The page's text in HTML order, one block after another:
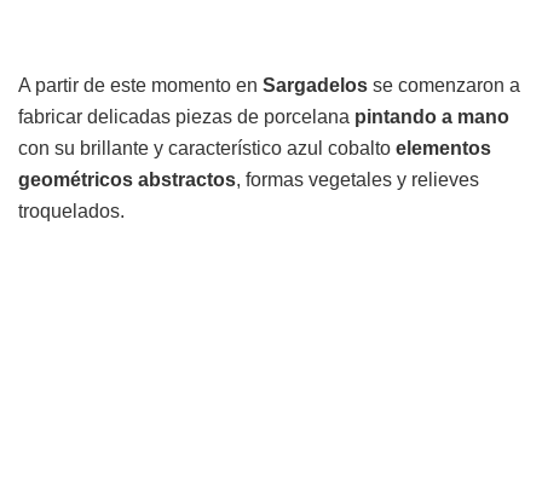
A partir de este momento en Sargadelos se comenzaron a
fabricar delicadas piezas de porcelana pintando a mano
con su brillante y característico azul cobalto elementos
geométricos abstractos, formas vegetales y relieves
troquelados.